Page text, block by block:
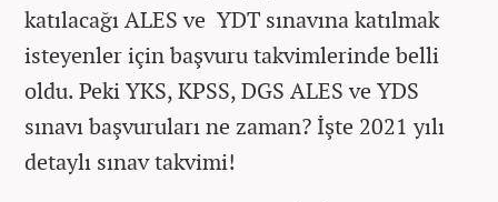
katılacağı ALES ve YDT sınavına katılmak
isteyenler için başvuru takvimlerinde belli
oldu. Peki YKS, KPSS, DGS ALES ve YDS
sınavı başvuruları ne zaman? İşte 2021 yılı
detaylı sınav takvimi!